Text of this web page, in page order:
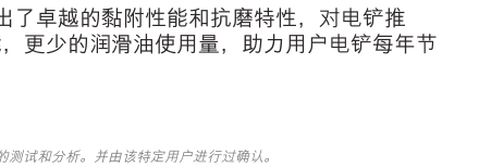
了卓越的黏附性能和抗磨特性，对电铲推
更少的润滑油使用量，助力用户电铲每年节
试和分析。并由该特定用户进行过确认。